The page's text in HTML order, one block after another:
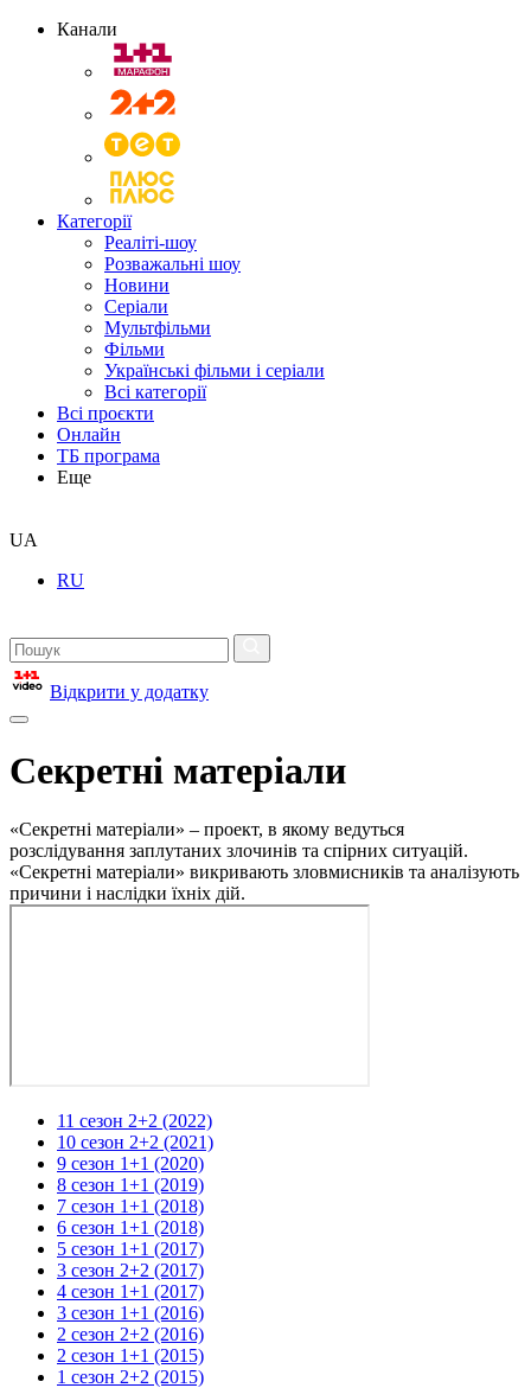
Канали
Категорії
Реаліті-шоу
Розважальні шоу
Новини
Серіали
Мультфільми
Фільми
Українські фільми і серіали
Всі категорії
Всі проєкти
Онлайн
ТБ програма
Еще
UA
RU
Відкрити у додатку
Секретні матеріали
«Секретні матеріали» – проект, в якому ведуться
розслідування заплутаних злочинів та спірних ситуацій.
«Секретні матеріали» викривають зловмисників та аналізують
причини і наслідки їхніх дій.
11 сезон 2+2 (2022)
10 сезон 2+2 (2021)
9 сезон 1+1 (2020)
8 сезон 1+1 (2019)
7 сезон 1+1 (2018)
6 сезон 1+1 (2018)
5 сезон 1+1 (2017)
3 сезон 2+2 (2017)
4 сезон 1+1 (2017)
3 сезон 1+1 (2016)
2 сезон 2+2 (2016)
2 сезон 1+1 (2015)
1 сезон 2+2 (2015)